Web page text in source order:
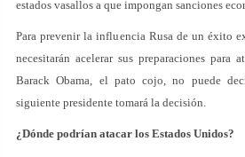
estados vasallos a que impongan sanciones
Para prevenir la influencia Rusa de un éxito
necesitarán acelerar sus preparaciones para
Barack Obama, el pato cojo, no puede
siguiente presidente tomará la decisión.
¿Dónde podrían atacar los Estados Unidos?